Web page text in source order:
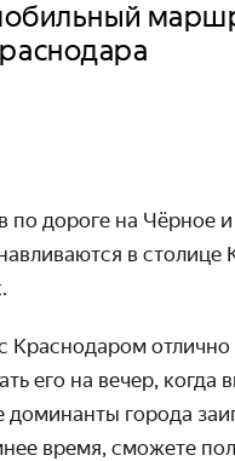
по дороге на Чёрное
в столице
Краснодаром
его на вечер, когда
доминанты города
время, сможете